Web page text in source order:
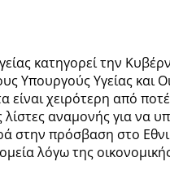
κατηγορεί την
Υπουργούς Υγείας και
χειρότερη από ποτέ
λίστες αναμονής για να
στην πρόσβαση στο
λόγω της